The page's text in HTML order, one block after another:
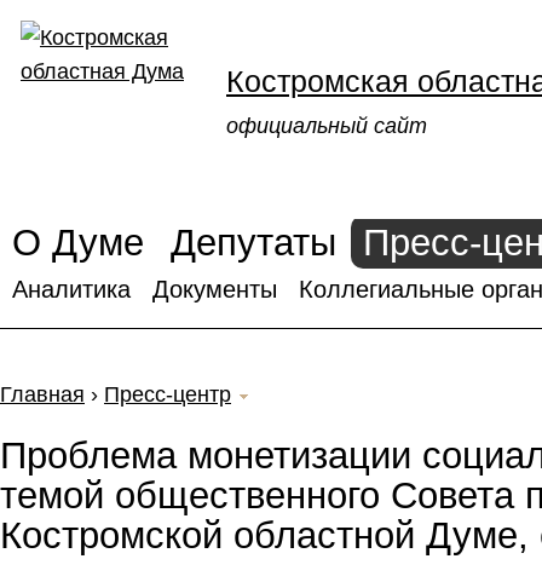
Костромская
официальный сайт
О Думе Депутаты Пресс-
Аналитика Документы Коллегиальные
Главная › Пресс-центр
Проблема монетизации
темой общественного Совета
Костромской областной